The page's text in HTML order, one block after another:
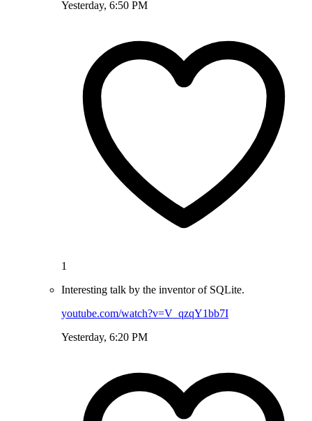
Yesterday, 6:50 PM
1
Interesting talk by the inventor of SQLite.
youtube.com/watch?v=V_qzqY1bb7I
Yesterday, 6:20 PM